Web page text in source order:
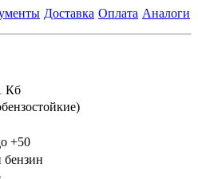
Доставка Оплата Аналоги
Кб
+50